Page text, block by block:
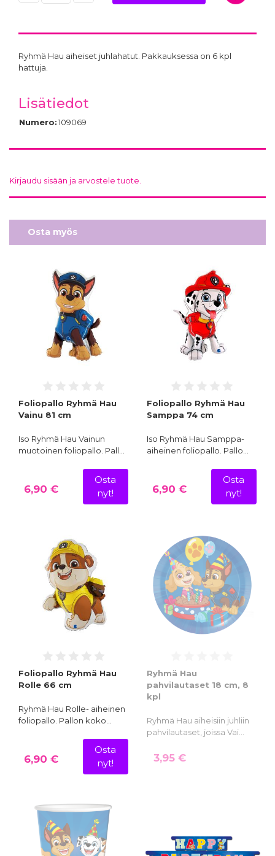
Ryhmä Hau aiheiset juhlahatut. Pakkauksessa on 6 kpl
hattuja.
Lisätiedot
Numero:109069
Kirjaudu sisään ja arvostele tuote.
Osta myös
Foliopallo Ryhmä Hau
Vainu 81 cm
Iso Ryhmä Hau Vainun
muotoinen foliopallo. Pall…
6,90 €
Osta
nyt!
Foliopallo Ryhmä Hau
Samppa 74 cm
Iso Ryhmä Hau Samppa-
aiheinen foliopallo. Pallo…
6,90 €
Osta
nyt!
Foliopallo Ryhmä Hau
Rolle 66 cm
Ryhmä Hau Rolle- aiheinen
foliopallo. Pallon koko…
6,90 €
Osta
nyt!
Ryhmä Hau
pahvilautaset 18 cm, 8
kpl
Ryhmä Hau aiheisiin juhliin
pahvilautaset, joissa Vai…
3,95 €